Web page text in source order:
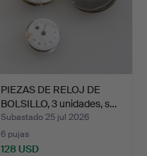
PIEZAS DE RELOJ DE
BOLSILLO, 3 unidades, s…
Subastado 25 jul 2026
6 pujas
128 USD